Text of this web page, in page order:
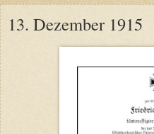
13. Dezember 1915